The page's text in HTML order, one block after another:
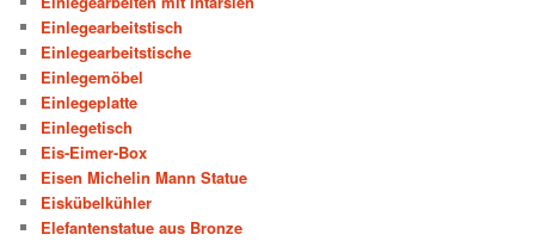
Einlegearbeitstisch
Einlegearbeitstische
Einlegemöbel
Einlegeplatte
Einlegetisch
Eis-Eimer-Box
Eisen Michelin Mann Statue
Eiskübelkühler
Elefantenstatue aus Bronze